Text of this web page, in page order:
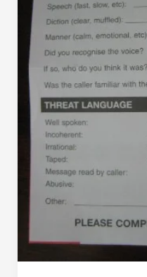
te
ligar!
(na
Australia)